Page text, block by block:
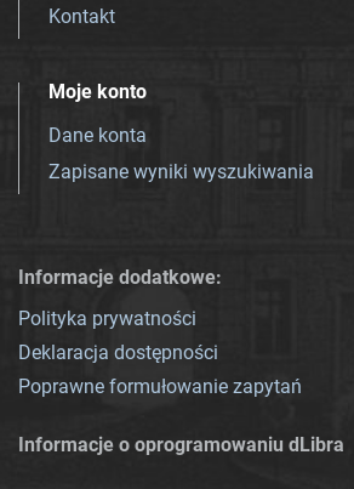
Kontakt
Moje konto
Dane konta
Zapisane wyniki wyszukiwania
Informacje dodatkowe:
Polityka prywatności
Deklaracja dostępności
Poprawne formułowanie zapytań
Informacje o oprogramowaniu dLibra